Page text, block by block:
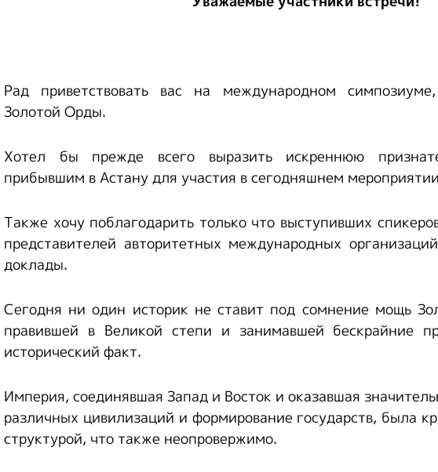
Рад приветствовать вас на международном
Золотой Орды.
Хотел бы прежде всего выразить искреннюю
прибывшим в Астану для участия в сегодняшнем
Также хочу поблагодарить только что выступивших
представителей авторитетных международных
доклады.
Сегодня ни один историк не ставит под сомнение мощь
правившей в Великой степи и занимавшей бескрайние
исторический факт.
Империя, соединявшая Запад и Восток и оказавшая
различных цивилизаций и формирование государств, была
структурой, что также неопровержимо.